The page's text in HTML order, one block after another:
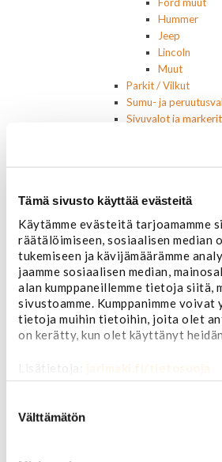
Tämä sivusto käyttää evästeitä
Käytämme evästeitä tarjoamamme
räätälöimiseen, sosiaalisen median
tukemiseen ja kävijämäärämme
jaamme sosiaalisen median,
alan kumppaneillemme tietoja siitä,
sivustoamme. Kumppanimme voivat
tietoja muihin tietoihin, joita olet
on kerätty, kun olet käyttänyt
Lisätietoja: jarimaki.fi/tietosuoja
valinta
Välttämätön
Hummer
Jeep
Lincoln
Muut
Parkit / Vilkut
Sumu- ja
Sivuvalot ja markerit
Akut
Laturit ja laturin osat
Laturit
Laturin osat
Lämmitys ja ilmastointi
Etuvastukset
Kennot
Kompressorit ja
Käyttöpaneelit /
Moottorit
Muut
Ohjainlaitteet